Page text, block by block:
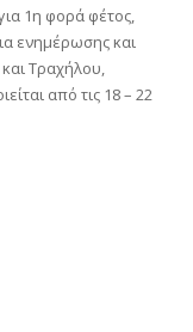
1η φορά φέτος,
ενημέρωσης και
Τραχήλου,
από τις 18 – 22